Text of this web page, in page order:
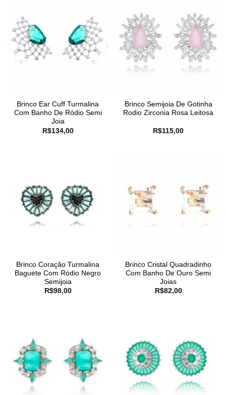
Brinco Ear Cuff Turmalina
Com Banho De Ródio Semi
Joia
R$134,00
Brinco Semijoia De Gotinha
Rodio Zirconia Rosa Leitosa
R$115,00
Brinco Coração Turmalina
Baguete Com Ródio Negro
Semijoia
R$98,00
Brinco Cristal Quadradinho
Com Banho De Ouro Semi
Joias
R$82,00